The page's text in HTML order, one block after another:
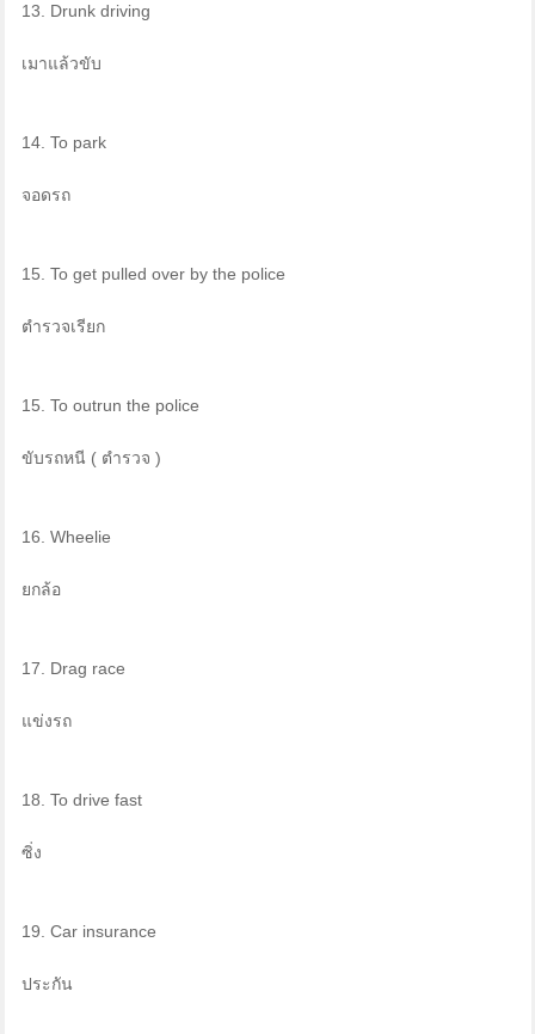
13. Drunk driving
เมาแล้วขับ
14. To park
จอดรถ
15. To get pulled over by the police
ตำรวจเรียก
15. To outrun the police
ขับรถหนี ( ตำรวจ )
16. Wheelie
ยกล้อ
17. Drag race
แข่งรถ
18. To drive fast
ซิ่ง
19. Car insurance
ประกัน